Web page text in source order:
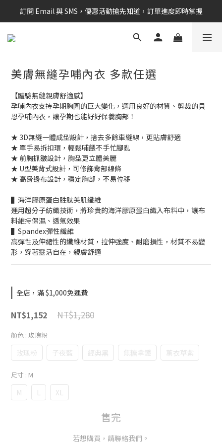
新會員享$100購物金 現在立即加入！
訂閱 Email 與 SMS，優惠活動搶先知道，訂單進度即時掌握
新會員享$100購物金 現在立即加入！
美膚無縫孕哺內衣 多款任選
【體驗無縫親膚舒適感】
孕哺內衣支持孕期胸圍的巨大變化，選用良好的材質、剪裁的貝
恩孕哺內衣，讓孕期也能好好保養胸部！
★ 3D無縫一體成型設計，捨去多餘車縫線，更貼膚舒適
★ 單手易拆扣環，輕鬆哺餵不手忙腳亂
★ 前胸抓皺設計，胸型更立體美麗
★ U型美背式設計，可修飾背部線條
★ 高脅邊布設計，穩定胸部，不易位移
▌海洋膠原蛋白胜肽美肌纖維
運用超分子紡織技術，將珍貴的海洋膠原蛋白織入布料中，讓布
料維持保濕、透氣效果
▌Spandex彈性纖維
高彈性及伸縮性的纖維材質，拉伸強度、耐磨損性，材質不易變
形，穿著靈活自在，親膚舒適
全店，滿 $1,000免運費
NT$1,152 NT$1,280
顏色 : 玫瑰粉
玫瑰粉 子夜藍 經典黑 焦糖拿鐵 薰衣草紫
尺寸 : M
M L XL
售完
若想購買，請聯絡我們。